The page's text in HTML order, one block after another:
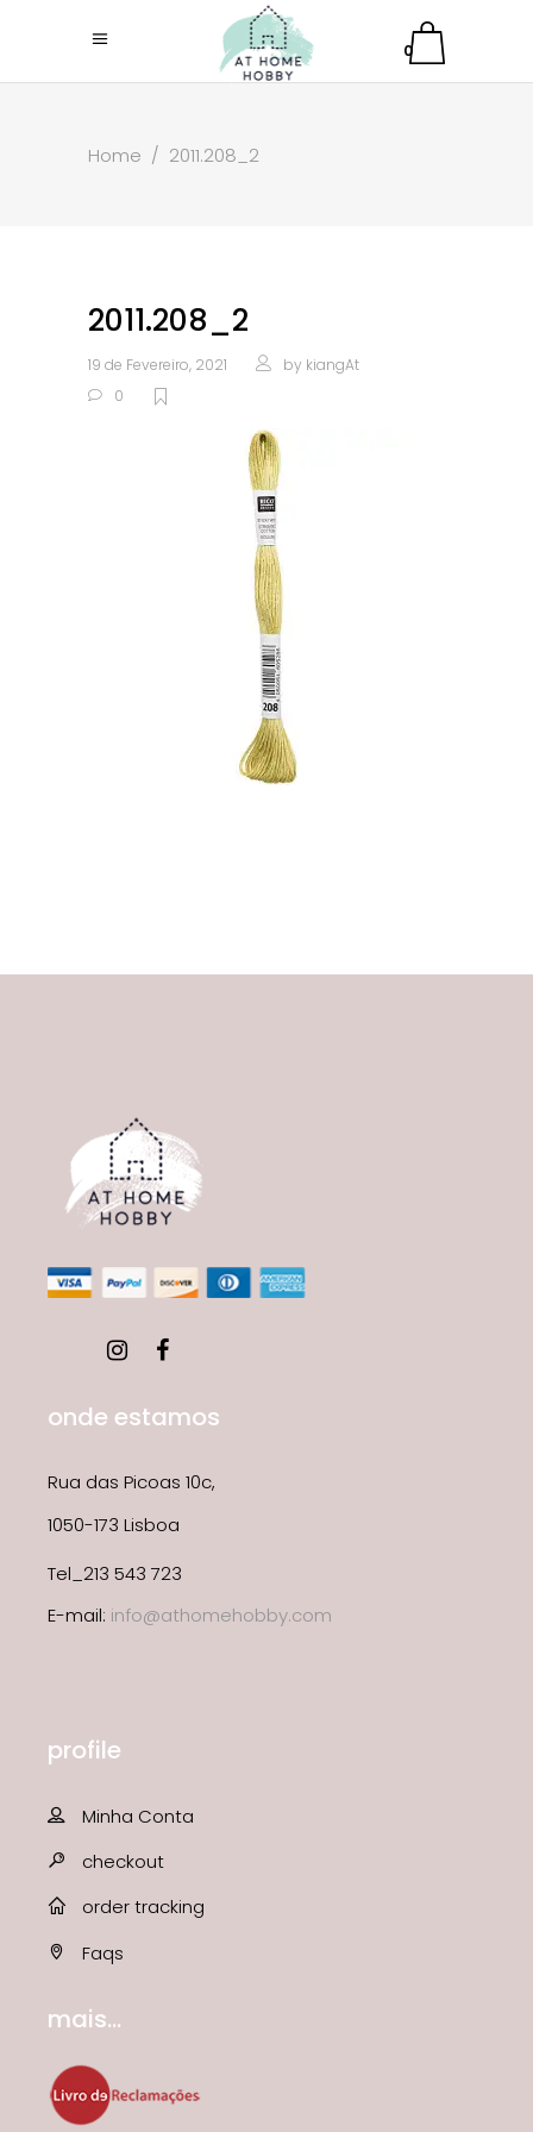
0
Home / 2011.208_2
2011.208_2
19 de Fevereiro, 2021 by kiangAt
0
onde estamos
Rua das Picoas 10c,
1050-173 Lisboa
Tel_213 543 723
E-mail: info@athomehobby.com
profile
Minha Conta
checkout
order tracking
Faqs
mais...